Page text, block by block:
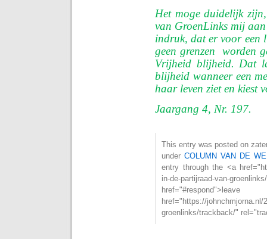
Het moge duidelijk
van GroenLinks mij aan
indruk, dat er voor een
geen grenzen
worden
Vrijheid blijheid. Dat
blijheid wanneer een
haar leven ziet en kiest
Jaargang 4, Nr. 197.
This entry was posted on
under COLUMN VAN DE
entry through the <a
in-de-partijraad-van-
href="https://johnchmjorna.nl/
groenlinks/trackback/"